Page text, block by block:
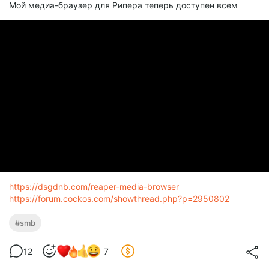
Мой медиа-браузер для Рипера теперь доступен всем
https://dsgdnb.com/reaper-media-browser
https://forum.cockos.com/showthread.php?p=2950802
#smb
12 7